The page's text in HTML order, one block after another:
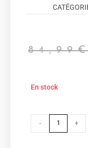
84,99
En stock
- +